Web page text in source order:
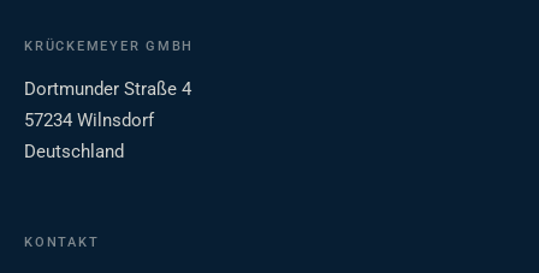
KRÜCKEMEYER GMBH
Dortmunder Straße 4
57234 Wilnsdorf
Deutschland
KONTAKT